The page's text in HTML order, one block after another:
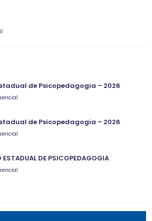
de Psicopedagogia – 2026
de Psicopedagogia – 2026
DE PSICOPEDAGOGIA